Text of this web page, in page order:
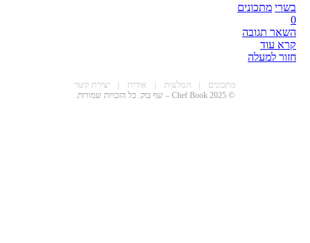
בשרי מתכונים
השאר תגובה
קרא עוד
חזור למעלה
מתכונים | המלצות | אודות | יצירת קשר